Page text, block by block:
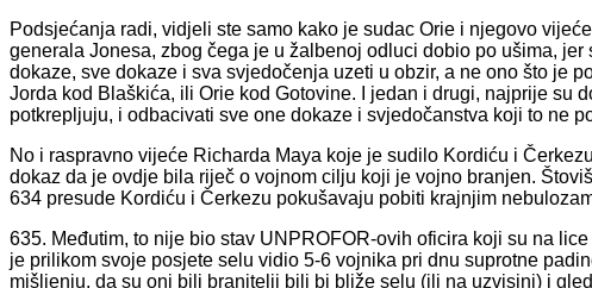
Podsjećanja radi, vidjeli ste samo kako je sudac Orie i njegovo
generala Jonesa, zbog čega je u žalbenoj odluci dobio po ušima,
dokaze, sve dokaze i sva svjedočenja uzeti u obzir, a ne ono što je
Jorda kod Blaškića, ili Orie kod Gotovine. I jedan i drugi, najprije su
potkrepljuju, i odbacivati sve one dokaze i svjedočanstva koji to ne
No i raspravno vijeće Richarda Maya koje je sudilo Kordiću i
dokaz da je ovdje bila riječ o vojnom cilju koji je vojno branjen.
634 presude Kordiću i Čerkezu pokušavaju pobiti krajnjim
635. Međutim, to nije bio stav UNPROFOR-ovih oficira koji su na
je prilikom svoje posjete selu vidio 5-6 vojnika pri dnu suprotne
mišljenju, da su oni bili branitelji bili bi bliže selu (ili na uzvisini) i